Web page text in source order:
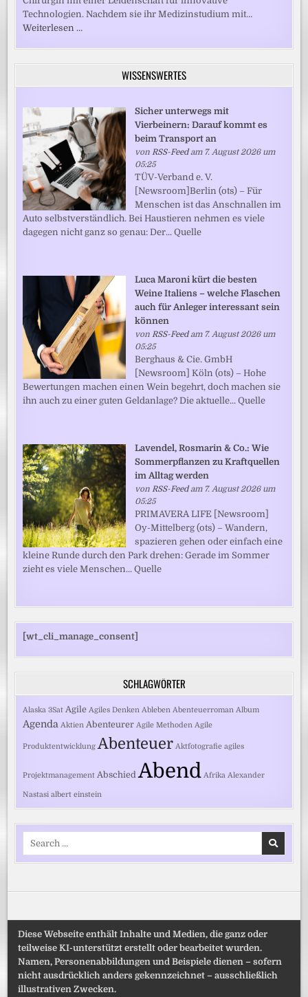
Technologien. Nachdem sie ihr Medizinstudium mit…
Weiterlesen …
WISSENSWERTES
Sicher unterwegs mit
Vierbeinern: Darauf kommt es
beim Transport an
vonRSS-Feedam 7. August 2026 um
05:25
TÜV-Verband e. V.
[Newsroom]Berlin (ots) – Für
Menschen ist das Anschnallen im
Auto selbstverständlich. Bei Haustieren nehmen es viele
dagegen nicht ganz so genau: Der... Quelle
Luca Maroni kürt die besten
Weine Italiens – welche Flaschen
auch für Anleger interessant sein
können
vonRSS-Feedam 7. August 2026 um
05:25
Berghaus & Cie. GmbH
[Newsroom] Köln (ots) – Hohe
Bewertungen machen einen Wein begehrt, doch machen sie
ihn auch zu einer guten Geldanlage? Die aktuelle... Quelle
Lavendel, Rosmarin & Co.: Wie
Sommerpflanzen zu Kraftquellen
im Alltag werden
vonRSS-Feedam 7. August 2026 um
05:25
PRIMAVERA LIFE [Newsroom]
Oy-Mittelberg (ots) – Wandern,
spazieren gehen oder einfach eine
kleine Runde durch den Park drehen: Gerade im Sommer
zieht es viele Menschen... Quelle
[wt_cli_manage_consent]
SCHLAGWÖRTER
Alaska 3Sat Agile Agiles Denken Ableben Abenteuerroman Album
Agenda Aktien Abenteurer Agile Methoden Agile
Produktentwicklung Abenteuer Aktfotografie agiles
Projektmanagement Abschied Abend Afrika Alexander
Nastasi albert einstein
Search
Diese Webseite enthält Inhalte und Medien, die ganz oder
teilweise KI-unterstützt erstellt oder bearbeitet wurden.
Namen, Personenabbildungen und Beispiele dienen – sofern
nicht ausdrücklich anders gekennzeichnet – ausschließlich
illustrativen Zwecken.